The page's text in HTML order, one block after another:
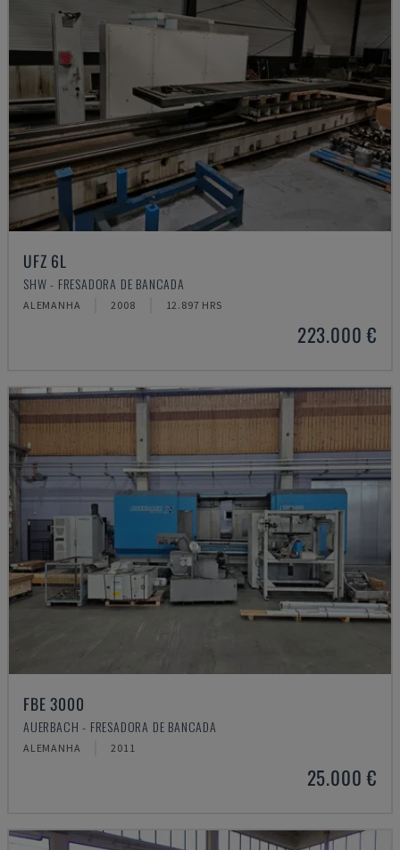
UFZ 6L
SHW - FRESADORA DE BANCADA
ALEMANHA 2008 12.897 HRS
223.000 €
FBE 3000
AUERBACH - FRESADORA DE BANCADA
ALEMANHA 2011
25.000 €